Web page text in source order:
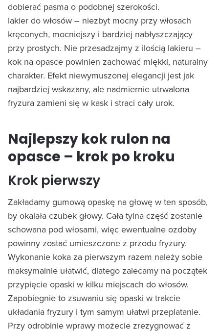
dobierać pasma o podobnej szerokości.
lakier do włosów – niezbyt mocny przy włosach
kręconych, mocniejszy i bardziej nabłyszczający
przy prostych. Nie przesadzajmy z ilością lakieru –
kok na opasce powinien zachować miękki, naturalny
charakter. Efekt niewymuszonej elegancji jest jak
najbardziej wskazany, ale nadmiernie utrwalona
fryzura zamieni się w kask i straci cały urok.
Najlepszy kok rulon na
opasce – krok po kroku
Krok pierwszy
Zakładamy gumową opaskę na głowę w ten sposób,
by okalała czubek głowy. Cała tylna część zostanie
schowana pod włosami, więc ewentualne ozdoby
powinny zostać umieszczone z przodu fryzury.
Wykonanie koka za pierwszym razem należy sobie
maksymalnie ułatwić, dlatego zalecamy na początek
przypięcie opaski w kilku miejscach do włosów.
Zapobiegnie to zsuwaniu się opaski w trakcie
układania fryzury i tym samym ułatwi przeplatanie.
Przy odrobinie wprawy możecie zrezygnować z